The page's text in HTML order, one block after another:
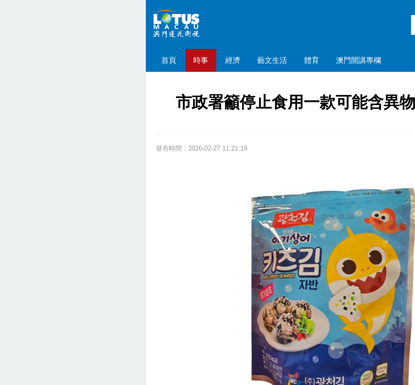
首頁 時事 經濟 藝文生活 體育 澳門開講專欄
市政署籲停止食用一款可能含異
發布時間：2026-02-27 11:21:19